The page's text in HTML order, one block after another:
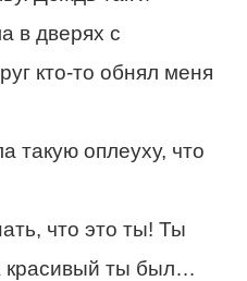
в дверях с
кто-то обнял меня
такую оплеуху, что
что это ты! Ты
красивый ты был…